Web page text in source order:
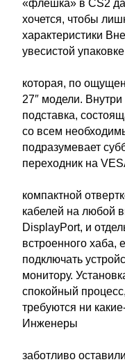
«флешка» в CS2
хочется, чтобы
характеристики
увесистой
которая, по
27″ модели.
подставка,
со всем
подразумевает
переходник на
компактной
кабелей на любой
DisplayPort, и
встроенного хаба,
подключать
монитору.
спокойный
требуются ни
Инженеры
заботливо